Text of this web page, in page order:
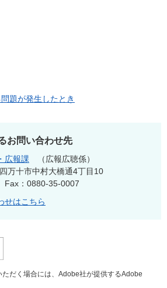
題が発生したとき
お問い合わせ先
広報課
広報広聴係
万十市中村大橋通4丁目10
Fax：0880-35-0007
せはこちら
ただく場合には、Adobe社が提供するAdobe